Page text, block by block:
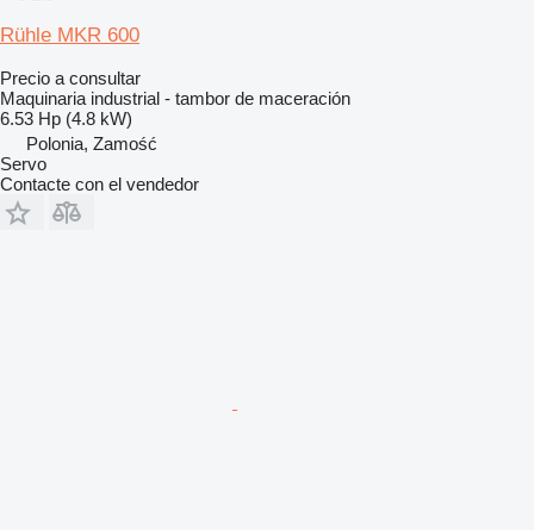
Rühle MKR 600
Precio a consultar
Maquinaria industrial - tambor de maceración
6.53 Hp (4.8 kW)
Polonia, Zamość
Servo
Contacte con el vendedor